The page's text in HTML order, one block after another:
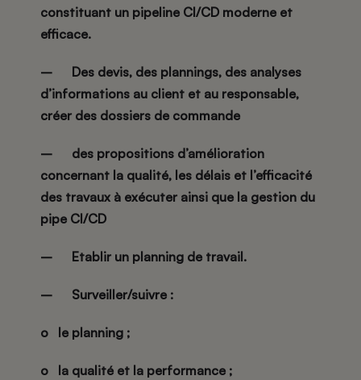
constituant un pipeline CI/CD moderne et
efficace.
– Des devis, des plannings, des analyses
d’informations au client et au responsable,
créer des dossiers de commande
– des propositions d’amélioration
concernant la qualité, les délais et l’efficacité
des travaux à exécuter ainsi que la gestion du
pipe CI/CD
– Etablir un planning de travail.
– Surveiller/suivre :
o le planning ;
o la qualité et la performance ;